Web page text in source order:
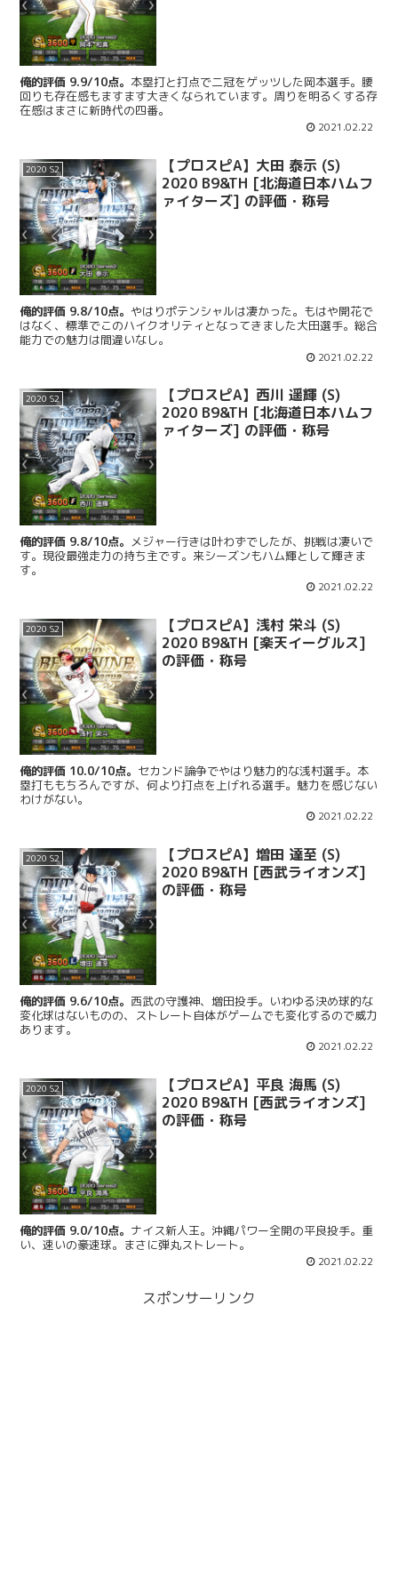
俺的評価 9.9/10点。本塁打と打点で二冠をゲッツした岡本選手。腰
回りも存在感もますます大きくなられています。周りを明るくする存
在感はまさに新時代の四番。
2021.02.22
2020 S2
【プロスピA】大田 泰示 (S)
2020 B9&TH [北海道日本ハムフ
ァイターズ] の評価・称号
俺的評価 9.8/10点。やはりポテンシャルは凄かった。もはや開花で
はなく、標準でこのハイクオリティとなってきました大田選手。総合
能力での魅力は間違いなし。
2021.02.22
2020 S2
【プロスピA】西川 遥輝 (S)
2020 B9&TH [北海道日本ハムフ
ァイターズ] の評価・称号
俺的評価 9.8/10点。 メジャー行きは叶わずでしたが、挑戦は凄いで
す。現役最強走力の持ち主です。来シーズンもハム輝として輝きま
す。
2021.02.22
2020 S2
【プロスピA】浅村 栄斗 (S)
2020 B9&TH [楽天イーグルス]
の評価・称号
俺的評価 10.0/10点。 セカンド論争でやはり魅力的な浅村選手。本
塁打ももちろんですが、何より打点を上げれる選手。魅力を感じない
わけがない。
2021.02.22
2020 S2
【プロスピA】増田 達至 (S)
2020 B9&TH [西武ライオンズ]
の評価・称号
俺的評価 9.6/10点。 西武の守護神、増田投手。いわゆる決め球的な
変化球はないものの、ストレート自体がゲームでも変化するので威力
あります。
2021.02.22
2020 S2
【プロスピA】平良 海馬 (S)
2020 B9&TH [西武ライオンズ]
の評価・称号
俺的評価 9.0/10点。 ナイス新人王。沖縄パワー全開の平良投手。重
い、速いの豪速球。まさに弾丸ストレート。
2021.02.22
スポンサーリンク